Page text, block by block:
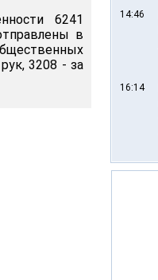
6241
в
3208 - за
14:46
16:14